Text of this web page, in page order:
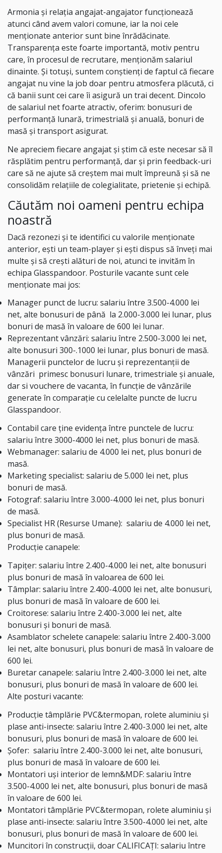
Armonia și relația angajat-angajator funcționează
atunci când avem valori comune, iar la noi cele
menționate anterior sunt bine înrădăcinate.
Transparența este foarte importantă, motiv pentru
care, în procesul de recrutare, menționăm salariul
dinainte. Și totuși, suntem conștienți de faptul că fiecare
angajat nu vine la job doar pentru atmosfera plăcută, ci
că banii sunt cei care îi asigură un trai decent. Dincolo
de salariul net foarte atractiv, oferim: bonusuri de
performanță lunară, trimestrială și anuală, bonuri de
masă și transport asigurat.
Ne apreciem fiecare angajat și știm că este necesar să îl
răsplătim pentru performanță, dar și prin feedback-uri
care să ne ajute să creștem mai mult împreună și să ne
consolidăm relațiile de colegialitate, prietenie și echipă.
Căutăm noi oameni pentru echipa
noastră
Dacă rezonezi și te identifici cu valorile menționate
anterior, ești un team-player și ești dispus să înveți mai
multe și să crești alături de noi, atunci te invităm în
echipa Glasspandoor. Posturile vacante sunt cele
menționate mai jos:
Manager punct de lucru: salariu între 3.500-4.000 lei
net, alte bonusuri de până la 2.000-3.000 lei lunar, plus
bonuri de masă în valoare de 600 lei lunar.
Reprezentant vânzări: salariu între 2.500-3.000 lei net,
alte bonusuri 300-.1000 lei lunar, plus bonuri de masă.
Managerii punctelor de lucru și reprezentanții de
vânzări primesc bonusuri lunare, trimestriale și anuale,
dar si vouchere de vacanta, în funcție de vânzările
generate în comparație cu celelalte puncte de lucru
Glasspandoor.
Contabil care ține evidența între punctele de lucru:
salariu între 3000-4000 lei net, plus bonuri de masă.
Webmanager: salariu de 4.000 lei net, plus bonuri de
masă.
Marketing specialist: salariu de 5.000 lei net, plus
bonuri de masă.
Fotograf: salariu între 3.000-4.000 lei net, plus bonuri
de masă.
Specialist HR (Resurse Umane): salariu de 4.000 lei net,
plus bonuri de masă.
Producție canapele:
Tapițer: salariu între 2.400-4.000 lei net, alte bonusuri
plus bonuri de masă în valoarea de 600 lei.
Tâmplar: salariu între 2.400-4.000 lei net, alte bonusuri,
plus bonuri de masă în valoare de 600 lei.
Croitorese: salariu între 2.400-3.000 lei net, alte
bonusuri și bonuri de masă.
Asamblator schelete canapele: salariu între 2.400-3.000
lei net, alte bonusuri, plus bonuri de masă în valoare de
600 lei.
Buretar canapele: salariu între 2.400-3.000 lei net, alte
bonusuri, plus bonuri de masă în valoare de 600 lei.
Alte posturi vacante:
Producție tâmplărie PVC&termopan, rolete aluminiu și
plase anti-insecte: salariu între 2.400-3.000 lei net, alte
bonusuri, plus bonuri de masă în valoare de 600 lei.
Șofer: salariu între 2.400-3.000 lei net, alte bonusuri,
plus bonuri de masă în valoare de 600 lei.
Montatori uși interior de lemn&MDF: salariu între
3.500-4.000 lei net, alte bonusuri, plus bonuri de masă
în valoare de 600 lei.
Montatori tâmplărie PVC&termopan, rolete aluminiu și
plase anti-insecte: salariu între 3.500-4.000 lei net, alte
bonusuri, plus bonuri de masă în valoare de 600 lei.
Muncitori în construcții, doar CALIFICAȚI: salariu între